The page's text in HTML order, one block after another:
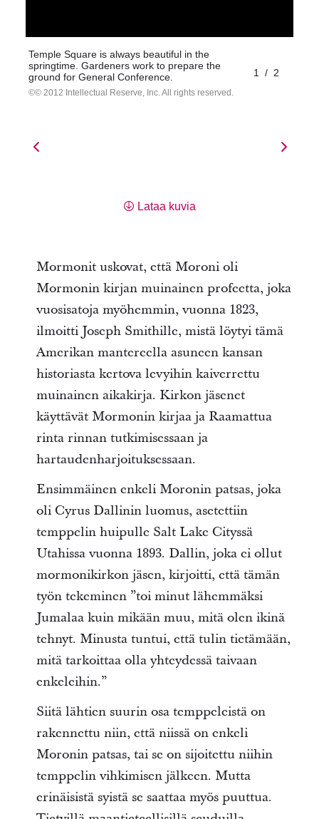
Temple Square is always beautiful in the
springtime. Gardeners work to prepare the
ground for General Conference.
© 2012 Intellectual Reserve, Inc. All rights reserved.
1 / 2
Lataa kuvia
Mormonit uskovat, että Moroni oli
Mormonin kirjan muinainen profeetta, joka
vuosisatoja myöhemmin, vuonna 1823,
ilmoitti Joseph Smithille, mistä löytyi tämä
Amerikan mantereella asuneen kansan
historiasta kertova levyihin kaiverrettu
muinainen aikakirja. Kirkon jäsenet
käyttävät Mormonin kirjaa ja Raamattua
rinta rinnan tutkimisessaan ja
hartaudenharjoituksessaan.
Ensimmäinen enkeli Moronin patsas, joka
oli Cyrus Dallinin luomus, asetettiin
temppelin huipulle Salt Lake Cityssä
Utahissa vuonna 1893. Dallin, joka ei ollut
mormonikirkon jäsen, kirjoitti, että tämän
työn tekeminen ”toi minut lähemmäksi
Jumalaa kuin mikään muu, mitä olen ikinä
tehnyt. Minusta tuntui, että tulin tietämään,
mitä tarkoittaa olla yhteydessä taivaan
enkeleihin.”
Siitä lähtien suurin osa temppeleistä on
rakennettu niin, että niissä on enkeli
Moronin patsas, tai se on sijoitettu niihin
temppelin vihkimisen jälkeen. Mutta
erinäisistä syistä se saattaa myös puuttua.